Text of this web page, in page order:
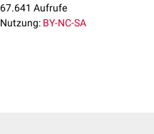
67.641 Aufrufe
Nutzung: BY-NC-SA